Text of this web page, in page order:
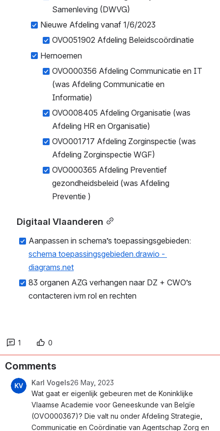
Samenleving (DWVG)
Nieuwe Afdeling vanaf 1/6/2023
OVO051902 Afdeling Beleidscoördinatie
Hernoemen
OVO000356 Afdeling Communicatie en IT
(was Afdeling Communicatie en
Informatie)
OVO008405 Afdeling Organisatie (was
Afdeling HR en Organisatie)
OVO001717 Afdeling Zorginspectie (was
Afdeling Zorginspectie WGF)
OVO000365 Afdeling Preventief
gezondheidsbeleid (was Afdeling
Preventie )
Digitaal Vlaanderen
schema toepassingsgebieden.drawio -
diagrams.net
83 organen AZG verhangen naar DZ + CWO’s
contacteren ivm rol en rechten
1 0
Comments
Karl Vogels26 May, 2023
Wat gaat er eigenlijk gebeuren met de Koninklijke
Vlaamse Academie voor Geneeskunde van Belgïe
(OVO000367)? Die valt nu onder Afdeling Strategie,
Communicatie en Coördinatie van Agentschap Zorg en